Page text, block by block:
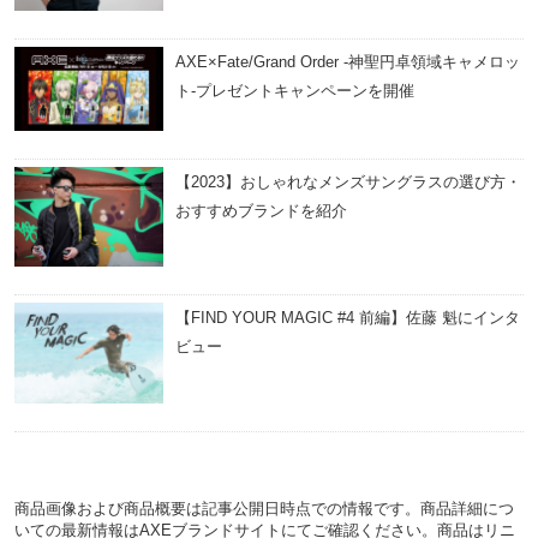
AXE×Fate/Grand Order -神聖円卓領域キャメロッ
ト-プレゼントキャンペーンを開催
【2023】おしゃれなメンズサングラスの選び方・
おすすめブランドを紹介
【FIND YOUR MAGIC #4 前編】佐藤 魁にインタ
ビュー
商品画像および商品概要は記事公開日時点での情報です。商品詳細につ
いての最新情報はAXEブランドサイトにてご確認ください。商品はリニ